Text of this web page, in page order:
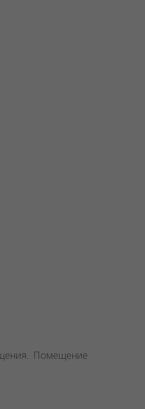
Помещение